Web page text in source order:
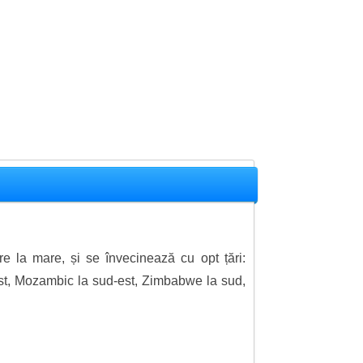
la mare, și se învecinează cu opt țări:
Mozambic la sud-est, Zimbabwe la sud,